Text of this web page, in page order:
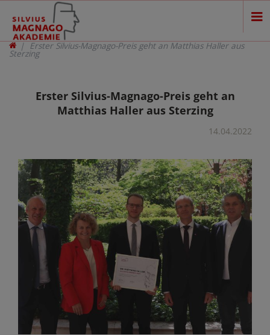
Erster Silvius-Magnago-Preis geht an Matthias Haller aus
Sterzing
Erster Silvius-Magnago-Preis geht an
Matthias Haller aus Sterzing
14.04.2022